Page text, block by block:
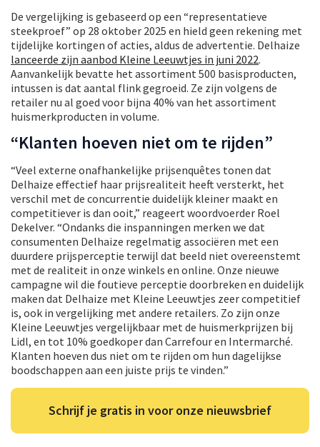
De vergelijking is gebaseerd op een “representatieve
steekproef” op 28 oktober 2025 en hield geen rekening met
tijdelijke kortingen of acties, aldus de advertentie. Delhaize
lanceerde zijn aanbod Kleine Leeuwtjes in juni 2022.
Aanvankelijk bevatte het assortiment 500 basisproducten,
intussen is dat aantal flink gegroeid. Ze zijn volgens de
retailer nu al goed voor bijna 40% van het assortiment
huismerkproducten in volume.
“Klanten hoeven niet om te rijden”
“Veel externe onafhankelijke prijsenquêtes tonen dat
Delhaize effectief haar prijsrealiteit heeft versterkt, het
verschil met de concurrentie duidelijk kleiner maakt en
competitiever is dan ooit,” reageert woordvoerder Roel
Dekelver. “Ondanks die inspanningen merken we dat
consumenten Delhaize regelmatig associëren met een
duurdere prijsperceptie terwijl dat beeld niet overeenstemt
met de realiteit in onze winkels en online. Onze nieuwe
campagne wil die foutieve perceptie doorbreken en duidelijk
maken dat Delhaize met Kleine Leeuwtjes zeer competitief
is, ook in vergelijking met andere retailers. Zo zijn onze
Kleine Leeuwtjes vergelijkbaar met de huismerkprijzen bij
Lidl, en tot 10% goedkoper dan Carrefour en Intermarché.
Klanten hoeven dus niet om te rijden om hun dagelijkse
boodschappen aan een juiste prijs te vinden.”
Schrijf je gratis in voor onze nieuwsbrief